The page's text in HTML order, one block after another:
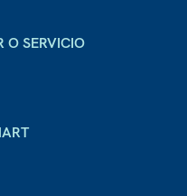
O SERVICIO